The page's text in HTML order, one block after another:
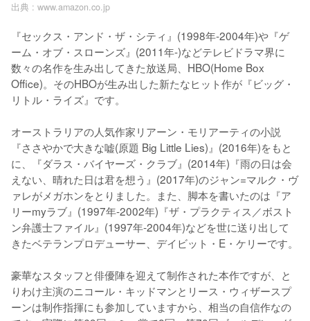
出典 : www.amazon.co.jp
『セックス・アンド・ザ・シティ』(1998年-2004年)や『ゲ
ーム・オブ・スローンズ』(2011年-)などテレビドラマ界に
数々の名作を生み出してきた放送局、HBO(Home Box
Office)。そのHBOが生み出した新たなヒット作が『ビッグ・
リトル・ライズ』です。
オーストラリアの人気作家リアーン・モリアーティの小説
『ささやかで大きな嘘(原題 Big Little Lies)』(2016年)をもと
に、『ダラス・バイヤーズ・クラブ』(2014年)『雨の日は会
えない、晴れた日は君を想う』(2017年)のジャン=マルク・ヴ
ァレがメガホンをとりました。また、脚本を書いたのは『ア
リーmyラブ』(1997年-2002年)『ザ・プラクティス／ボスト
ン弁護士ファイル』(1997年-2004年)などを世に送り出して
きたベテランプロデューサー、デイビット・E・ケリーです。
豪華なスタッフと俳優陣を迎えて制作された本作ですが、と
りわけ主演のニコール・キッドマンとリース・ウィザースプ
ーンは制作指揮にも参加していますから、相当の自信作なの